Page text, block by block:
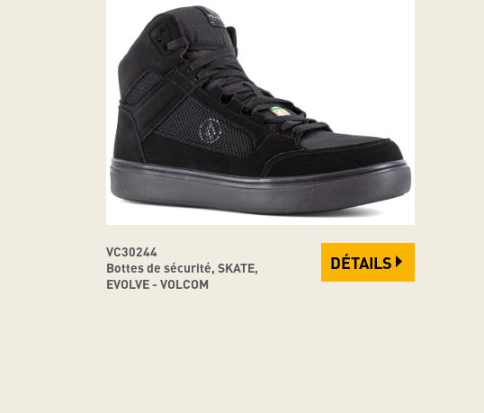
VC30244
Bottes de sécurité, SKATE,
EVOLVE - VOLCOM
DÉTAILS